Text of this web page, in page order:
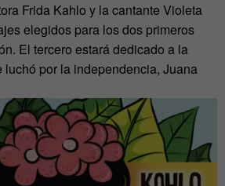
Frida Kahlo y la cantante Violeta
elegidos para los dos primeros
El tercero estará dedicado a la
por la independencia, Juana